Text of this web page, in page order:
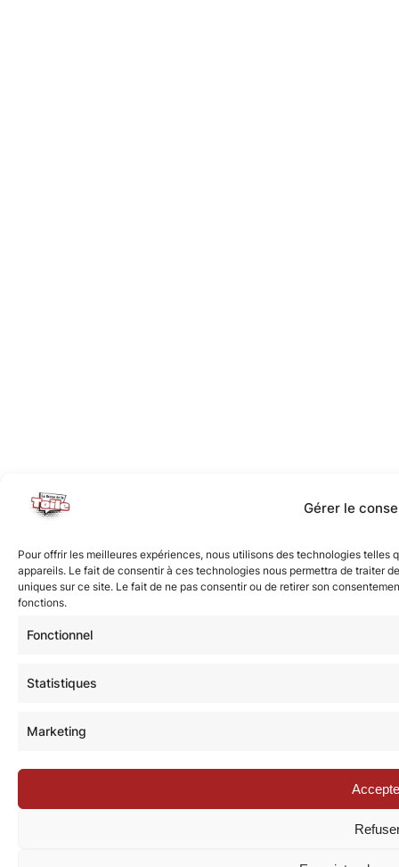
Gérer le
Pour offrir les meilleures expériences, nous utilisons des technologies
appareils. Le fait de consentir à ces technologies nous permettra de traiter
uniques sur ce site. Le fait de ne pas consentir ou de retirer son
fonctions.
Fonctionnel
Statistiques
Marketing